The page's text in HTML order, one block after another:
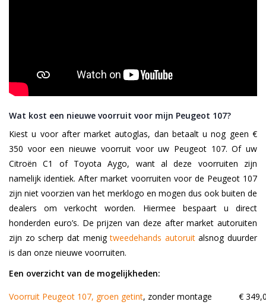
Wat kost een nieuwe voorruit voor mijn Peugeot 107?
Kiest u voor after market autoglas, dan betaalt u nog geen €
350 voor een nieuwe voorruit voor uw Peugeot 107. Of uw
Citroën C1 of Toyota Aygo, want al deze voorruiten zijn
namelijk identiek. After market voorruiten voor de Peugeot 107
zijn niet voorzien van het merklogo en mogen dus ook buiten de
dealers om verkocht worden. Hiermee bespaart u direct
honderden euro’s. De prijzen van deze after market autoruiten
zijn zo scherp dat menigtweedehands autoruitalsnog duurder
is dan onze nieuwe voorruiten.
Een overzicht van de mogelijkheden:
Voorruit Peugeot 107, groen getint, zonder montage €